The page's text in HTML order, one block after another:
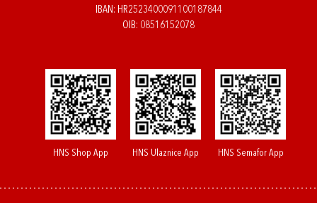
IBAN: HR2523400091100187844
OIB: 08516152078
HNS Shop App HNS Ulaznice App HNS Semafor App